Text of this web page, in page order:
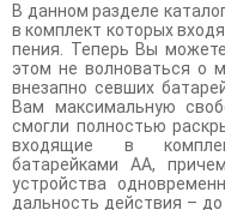
В данном разделе
в комплект которых
пения. Теперь Вы
этом не волноваться о
внезапно севших
Вам максимальную
смогли полностью
входящие в
батарейками АА,
устройства
дальность действия –